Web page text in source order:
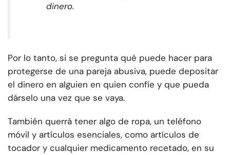
dinero.
Por lo tanto, si se pregunta qué puede hacer para
protegerse de una pareja abusiva, puede depositar
el dinero en alguien en quien confíe y que pueda
dárselo una vez que se vaya.
También querrá tener algo de ropa, un teléfono
móvil y artículos esenciales, como artículos de
tocador y cualquier medicamento recetado, en su